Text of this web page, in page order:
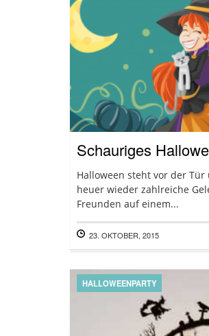
Schauriges
Halloween steht vor der
heuer wieder zahlreiche
Freunden auf einem...
23. OKTOBER, 2015
HALLOWEENPARTY